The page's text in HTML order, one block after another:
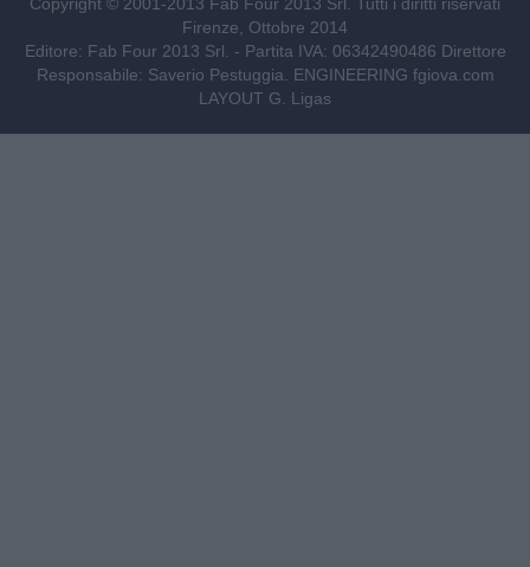
Firenze, Ottobre 2014
Editore: Fab Four 2013 Srl. - Partita IVA: 06342490486 Direttore
Responsabile: Saverio Pestuggia. ENGINEERING fgiova.com
LAYOUT G. Ligas